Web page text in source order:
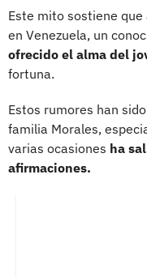
Este mito sostiene
en Venezuela, un
ofrecido el alma del
fortuna.
Estos rumores han
familia Morales,
varias ocasiones ha
afirmaciones.